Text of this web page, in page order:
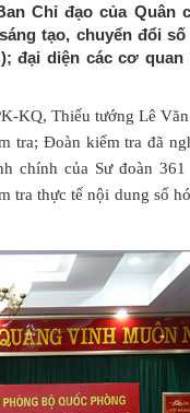
Chỉ đạo của Quân
tạo, chuyển đổi
đại diện các cơ
KQ, Thiếu tướng Lê
tra; Đoàn kiểm tra đã
chính của Sư đoàn
thực tế nội dung số